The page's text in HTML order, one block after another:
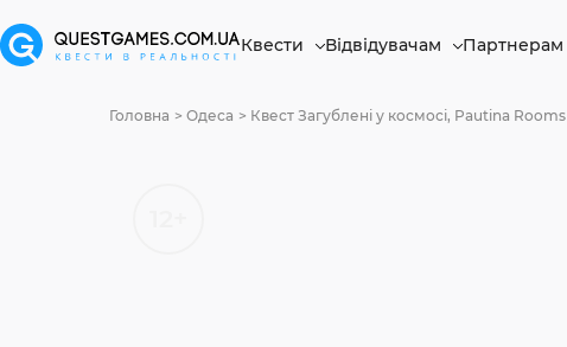
Квести Відвідувачам Партнерам
Головна Одеса Квест Загублені у космосі, Pautina Rooms